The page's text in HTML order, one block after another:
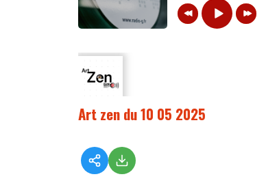
Art zen du 10 05 2025